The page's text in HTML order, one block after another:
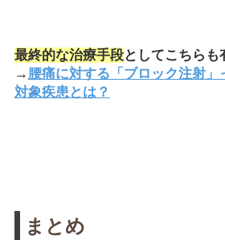
最終的な治療手段としてこちらも
→ 腰痛に対する「ブロック注射」
対象疾患とは？
まとめ